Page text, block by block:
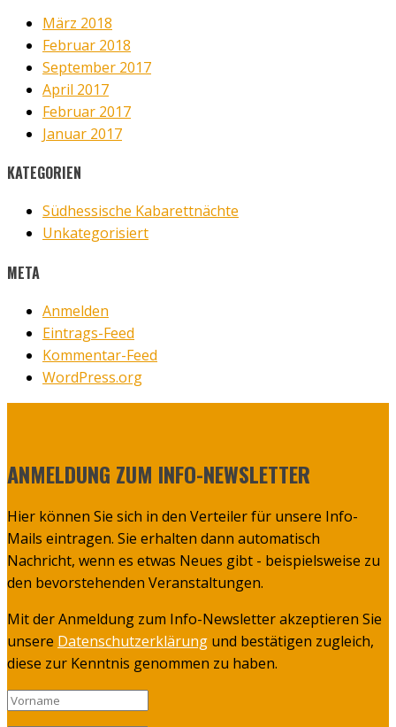
März 2018
Februar 2018
September 2017
April 2017
Februar 2017
Januar 2017
KATE­GO­RIEN
Südhessische Kabarettnächte
Unkategorisiert
META
Anmelden
Eintrags-Feed
Kommentar-Feed
WordPress.org
ANMELDUNG ZUM INFO-NEWSLETTER
Hier können Sie sich in den Verteiler für unsere Info-
Mails eintragen. Sie erhalten dann automatisch
Nachricht, wenn es etwas Neues gibt - beispielsweise zu
den bevorstehenden Veranstaltungen.
Mit der Anmeldung zum Info-Newsletter akzeptieren Sie
unsere Datenschutzerklärung und bestätigen zugleich,
diese zur Kenntnis genommen zu haben.